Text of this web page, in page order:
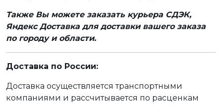
Также Вы можете заказать курьера СДЭК,
Яндекс Доставка для доставки вашего заказа
по городу и области.
Доставка по России:
Доставка осуществляется транспортными
компаниями и рассчитывается по расценкам